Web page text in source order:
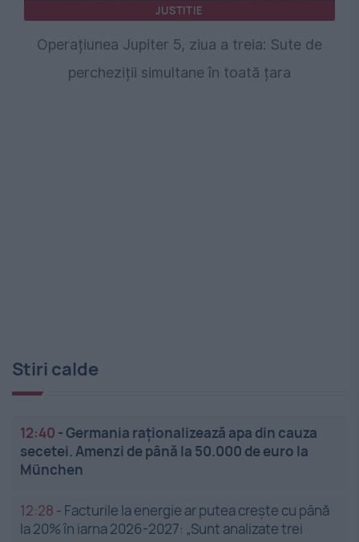
JUSTITIE
Operațiunea Jupiter 5, ziua a treia: Sute de
percheziții simultane în toată țara
Stiri calde
12:40 -Germania raționalizează apa din cauza
secetei. Amenzi de până la 50.000 de euro la
München
12:28 - Facturile la energie ar putea crește cu până
la 20% în iarna 2026-2027: „Sunt analizate trei